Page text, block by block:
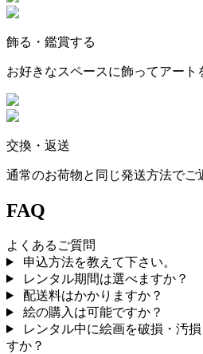
飾る・鑑賞する
お好きなスペースに飾ってアート
交換・返送
通常のお荷物と同じ発送方法でご
FAQ
よくあるご質問
申込方法を教えて下さい。
レンタル期間は選べますか？
配送料はかかりますか？
絵の購入は可能ですか？
レンタル中に絵画を破損・汚
すか？